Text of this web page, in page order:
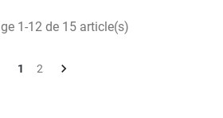
1-12 de 15 article(s)
1 2 